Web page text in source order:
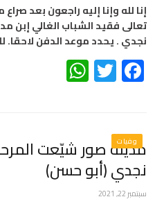
إنا لله وإنا إليه راجعون بعد
تعالى فقيد الشباب الغالي إبن
نجدي . يحدد موعد الدفن لاحقا.
Facebook
Twitter
وفيات
مدينة صور شيّعت
نجدي (أبو حسن)
سبتمبر 22, 2021